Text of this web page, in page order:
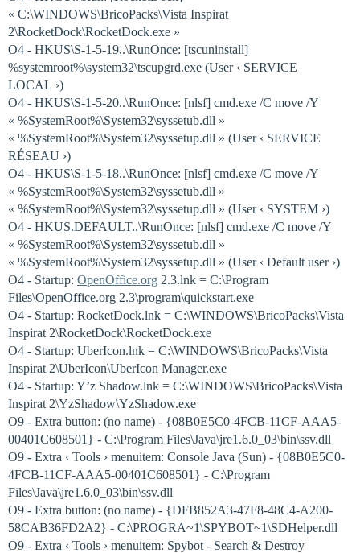
« C:\WINDOWS\BricoPacks\Vista Inspirat
2\RocketDock\RocketDock.exe »
O4 - HKUS\S-1-5-19..\RunOnce: [tscuninstall]
%systemroot%\system32\tscupgrd.exe (User ‹ SERVICE
LOCAL ›)
O4 - HKUS\S-1-5-20..\RunOnce: [nlsf] cmd.exe /C move /Y
« %SystemRoot%\System32\syssetub.dll »
« %SystemRoot%\System32\syssetup.dll » (User ‹ SERVICE
RÉSEAU ›)
O4 - HKUS\S-1-5-18..\RunOnce: [nlsf] cmd.exe /C move /Y
« %SystemRoot%\System32\syssetub.dll »
« %SystemRoot%\System32\syssetup.dll » (User ‹ SYSTEM ›)
O4 - HKUS.DEFAULT..\RunOnce: [nlsf] cmd.exe /C move /Y
« %SystemRoot%\System32\syssetub.dll »
« %SystemRoot%\System32\syssetup.dll » (User ‹ Default user ›)
O4 - Startup: OpenOffice.org 2.3.lnk = C:\Program
Files\OpenOffice.org 2.3\program\quickstart.exe
O4 - Startup: RocketDock.lnk = C:\WINDOWS\BricoPacks\Vista
Inspirat 2\RocketDock\RocketDock.exe
O4 - Startup: UberIcon.lnk = C:\WINDOWS\BricoPacks\Vista
Inspirat 2\UberIcon\UberIcon Manager.exe
O4 - Startup: Y’z Shadow.lnk = C:\WINDOWS\BricoPacks\Vista
Inspirat 2\YzShadow\YzShadow.exe
O9 - Extra button: (no name) - {08B0E5C0-4FCB-11CF-AAA5-
00401C608501} - C:\Program Files\Java\jre1.6.0_03\bin\ssv.dll
O9 - Extra ‹ Tools › menuitem: Console Java (Sun) - {08B0E5C0-
4FCB-11CF-AAA5-00401C608501} - C:\Program
Files\Java\jre1.6.0_03\bin\ssv.dll
O9 - Extra button: (no name) - {DFB852A3-47F8-48C4-A200-
58CAB36FD2A2} - C:\PROGRA~1\SPYBOT~1\SDHelper.dll
O9 - Extra ‹ Tools › menuitem: Spybot - Search & Destroy